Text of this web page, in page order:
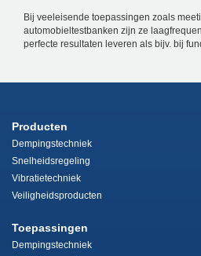
Bij veeleisende toepassingen zoals
automobieltestbanken zijn ze
perfecte resultaten leveren als bijv. bij
Producten
Dempingstechniek
Snelheidsregeling
Vibratietechniek
Veiligheidsproducten
Toepassingen
Dempingstechniek